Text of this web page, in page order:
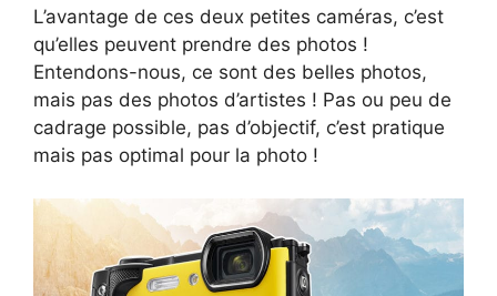
L’avantage de ces deux petites caméras, c’est
qu’elles peuvent prendre des photos !
Entendons-nous, ce sont des belles photos,
mais pas des photos d’artistes ! Pas ou peu de
cadrage possible, pas d’objectif, c’est pratique
mais pas optimal pour la photo !